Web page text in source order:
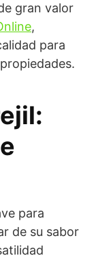
gran valor
,
para
para
de su sabor